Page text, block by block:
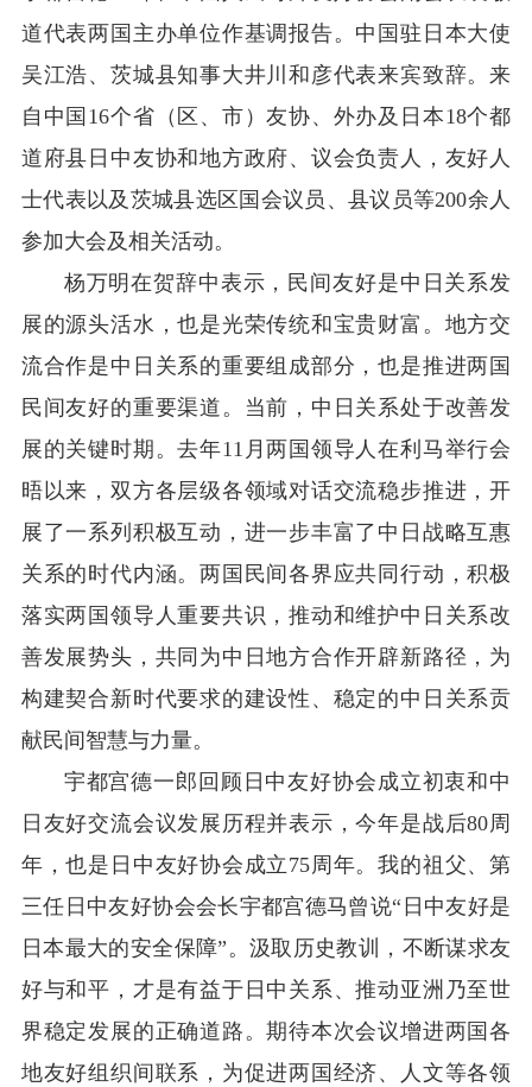
道代表两国主办单位作基调报告。中国驻日本大使
吴江浩、茨城县知事大井川和彦代表来宾致辞。来
自中国16个省（区、市）友协、外办及日本18个都
道府县日中友协和地方政府、议会负责人，友好人
士代表以及茨城县选区国会议员、县议员等200余人
参加大会及相关活动。
杨万明在贺辞中表示，民间友好是中日关系发
展的源头活水，也是光荣传统和宝贵财富。地方交
流合作是中日关系的重要组成部分，也是推进两国
民间友好的重要渠道。当前，中日关系处于改善发
展的关键时期。去年11月两国领导人在利马举行会
晤以来，双方各层级各领域对话交流稳步推进，开
展了一系列积极互动，进一步丰富了中日战略互惠
关系的时代内涵。两国民间各界应共同行动，积极
落实两国领导人重要共识，推动和维护中日关系改
善发展势头，共同为中日地方合作开辟新路径，为
构建契合新时代要求的建设性、稳定的中日关系贡
献民间智慧与力量。
宇都宫德一郎回顾日中友好协会成立初衷和中
日友好交流会议发展历程并表示，今年是战后80周
年，也是日中友好协会成立75周年。我的祖父、第
三任日中友好协会会长宇都宫德马曾说“日中友好是
日本最大的安全保障”。汲取历史教训，不断谋求友
好与和平，才是有益于日中关系、推动亚洲乃至世
界稳定发展的正确道路。期待本次会议增进两国各
地友好组织间联系，为促进两国经济、人文等各领